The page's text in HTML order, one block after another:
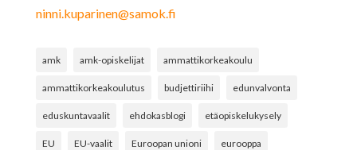
ninni.kuparinen@samok.fi
amk amk-opiskelijat ammattikorkeakoulu
ammattikorkeakoulutus budjettiriihi edunvalvonta
eduskuntavaalit ehdokasblogi etäopiskelukysely
EU EU-vaalit Euroopan unioni eurooppa